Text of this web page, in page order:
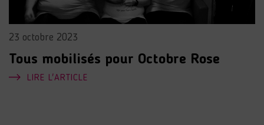
23 octobre 2023
Tous mobilisés pour Octobre Rose
LIRE L'ARTICLE